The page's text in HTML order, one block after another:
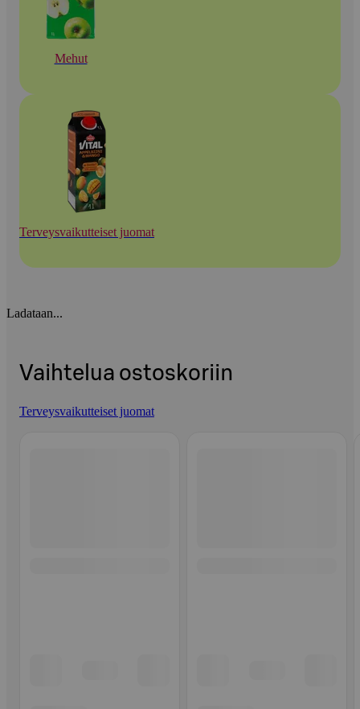
Mehut
Terveysvaikutteiset juomat
Ladataan...
Vaihtelua ostoskoriin
Terveysvaikutteiset juomat